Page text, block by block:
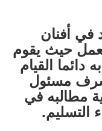
في أفنان
حيث يقوم
القيام
مسئول
مطالبه في
التسليم.